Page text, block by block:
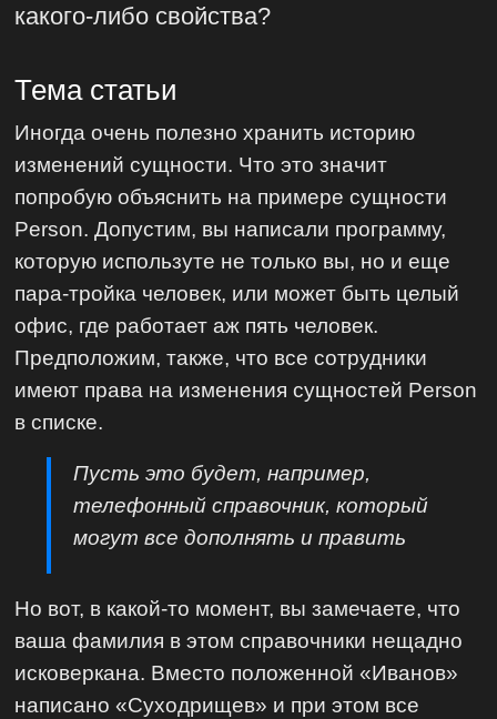
какого-либо свойства?
Тема статьи
Иногда очень полезно хранить историю
изменений сущности. Что это значит
попробую объяснить на примере сущности
Person. Допустим, вы написали программу,
которую используте не только вы, но и еще
пара-тройка человек, или может быть целый
офис, где работает аж пять человек.
Предположим, также, что все сотрудники
имеют права на изменения сущностей Person
в списке.
Пусть это будет, например,
телефонный справочник, который
могут все дополнять и править
Но вот, в какой-то момент, вы замечаете, что
ваша фамилия в этом справочники нещадно
исковеркана. Вместо положенной «Иванов»
написано «Суходрищев» и при этом все